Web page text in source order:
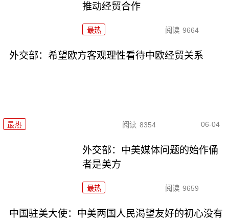
推动经贸合作
最热 阅读 9664
外交部：希望欧方客观理性看待中欧经贸关系
最热 阅读 8354 06-04
外交部：中美媒体问题的始作俑
者是美方
最热 阅读 9659
中国驻美大使：中美两国人民渴望友好的初心没有